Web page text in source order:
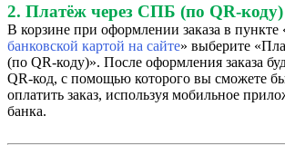
2. Платёж через СПБ (по QR-коду)
В корзине при оформлении заказа в пункте
банковской картой на сайте» выберите
(по QR-коду)». После оформления заказа
QR-код, с помощью которого вы сможете
оплатить заказ, используя мобильное
банка.